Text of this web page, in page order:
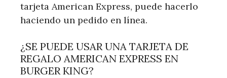
tarjeta American Express, puede hacerlo
haciendo un pedido en línea.
¿SE PUEDE USAR UNA TARJETA DE
REGALO AMERICAN EXPRESS EN
BURGER KING?